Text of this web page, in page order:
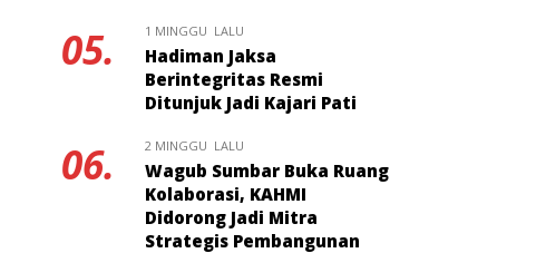
05. 1 MINGGU LALU
Hadiman Jaksa
Berintegritas Resmi
Ditunjuk Jadi Kajari Pati
06. 2 MINGGU LALU
Wagub Sumbar Buka Ruang
Kolaborasi, KAHMI
Didorong Jadi Mitra
Strategis Pembangunan